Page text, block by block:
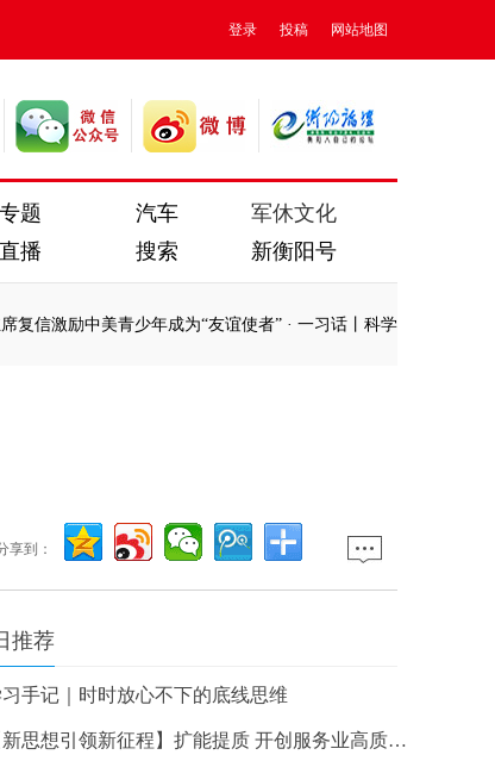
登录 投稿 网站地图
专题 汽车
军休文化
直播 搜索 新衡阳号
激励中美青少年成为“友谊使者”·一习话丨科学家精神是宝贵的
享到：
推荐
手记｜时时放心不下的底线思维
【新思想引领新征程】扩能提质 开创服务业高质量发展新局面